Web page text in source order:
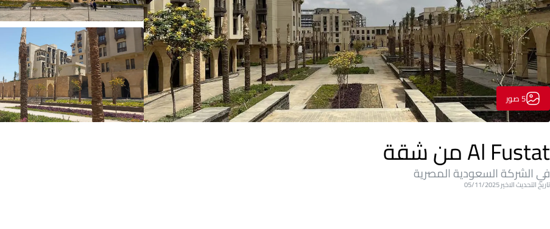
5 صور
Al Fustat من شقة
في الشركة السعودية المصرية
تاريخ التحديث الاخير 05/11/2025